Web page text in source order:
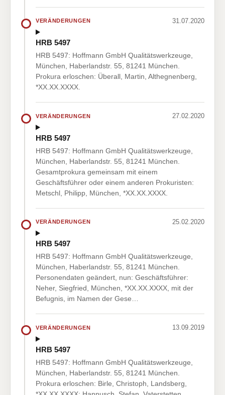
VERÄNDERUNGEN 31.07.2020
HRB 5497
HRB 5497: Hoffmann GmbH Qualitätswerkzeuge,
München, Haberlandstr. 55, 81241 München.
Prokura erloschen: Überall, Martin, Althegnenberg,
*XX.XX.XXXX.
VERÄNDERUNGEN 27.02.2020
HRB 5497
HRB 5497: Hoffmann GmbH Qualitätswerkzeuge,
München, Haberlandstr. 55, 81241 München.
Gesamtprokura gemeinsam mit einem
Geschäftsführer oder einem anderen Prokuristen:
Metschl, Philipp, München, *XX.XX.XXXX.
VERÄNDERUNGEN 25.02.2020
HRB 5497
HRB 5497: Hoffmann GmbH Qualitätswerkzeuge,
München, Haberlandstr. 55, 81241 München.
Personendaten geändert, nun: Geschäftsführer:
Neher, Siegfried, München, *XX.XX.XXXX, mit der
Befugnis, im Namen der Gese…
VERÄNDERUNGEN 13.09.2019
HRB 5497
HRB 5497: Hoffmann GmbH Qualitätswerkzeuge,
München, Haberlandstr. 55, 81241 München.
Prokura erloschen: Birle, Christoph, Landsberg,